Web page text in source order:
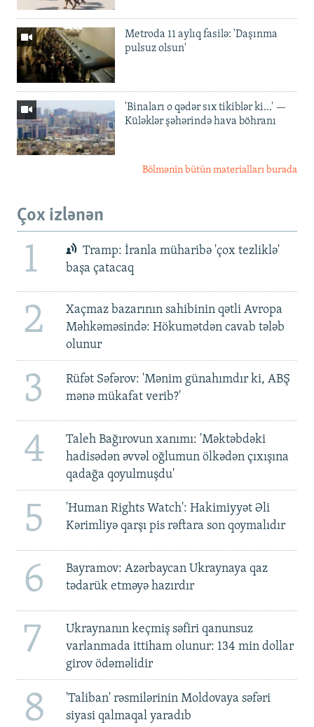
Metroda 11 aylıq fasilə: 'Daşınma
pulsuz olsun'
'Binaları o qədər sıx tikiblər ki...' —
Küləklər şəhərində hava böhranı
Bölmənin bütün materialları burada
Çox izlənən
1
Tramp: İranla müharibə 'çox tezliklə'
başa çatacaq
2
Xaçmaz bazarının sahibinin qətli Avropa
Məhkəməsində: Hökumətdən cavab tələb
olunur
3
Rüfət Səfərov: 'Mənim günahımdır ki, ABŞ
mənə mükafat verib?'
4
Taleh Bağırovun xanımı: 'Məktəbdəki
hadisədən əvvəl oğlumun ölkədən çıxışına
qadağa qoyulmuşdu'
5
'Human Rights Watch': Hakimiyyət Əli
Kərimliyə qarşı pis rəftara son qoymalıdır
6
Bayramov: Azərbaycan Ukraynaya qaz
tədarük etməyə hazırdır
7
Ukraynanın keçmiş səfiri qanunsuz
varlanmada ittiham olunur: 134 min dollar
girov ödəməlidir
8
'Taliban' rəsmilərinin Moldovaya səfəri
siyasi qalmaqal yaradıb